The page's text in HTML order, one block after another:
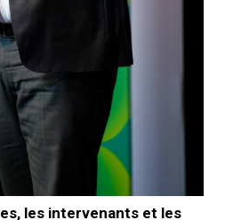
les intervenants et les